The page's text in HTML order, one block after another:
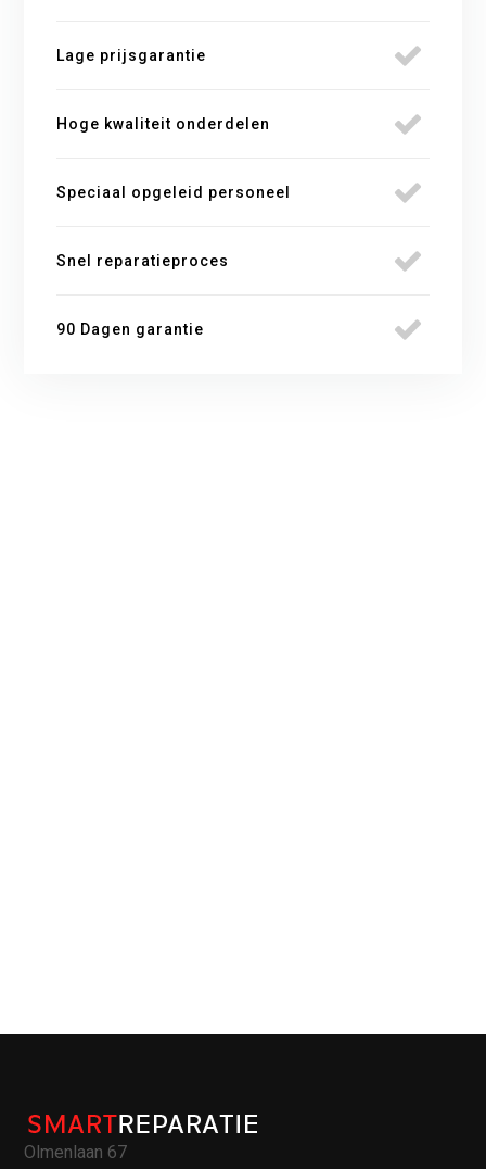
Lage prijsgarantie
Hoge kwaliteit onderdelen
Speciaal opgeleid personeel
Snel reparatieproces
90 Dagen garantie
Olmenlaan 67